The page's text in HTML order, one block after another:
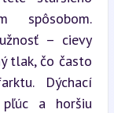
spôsobom.
– cievy
tlak, čo často
Dýchací
pľúc a horšiu